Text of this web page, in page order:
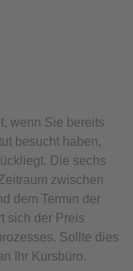
wenn Sie bereits
besucht haben,
Die sechs
zwischen
dem Termin der
sich der Preis
Sollte dies
Ihr Kursbüro.